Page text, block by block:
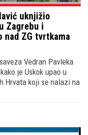
uknjižio
Zagrebu i
nad ZG tvrtkama
Vedran Pavleka
je Uskok upao u
Hrvata koji se nalazi na